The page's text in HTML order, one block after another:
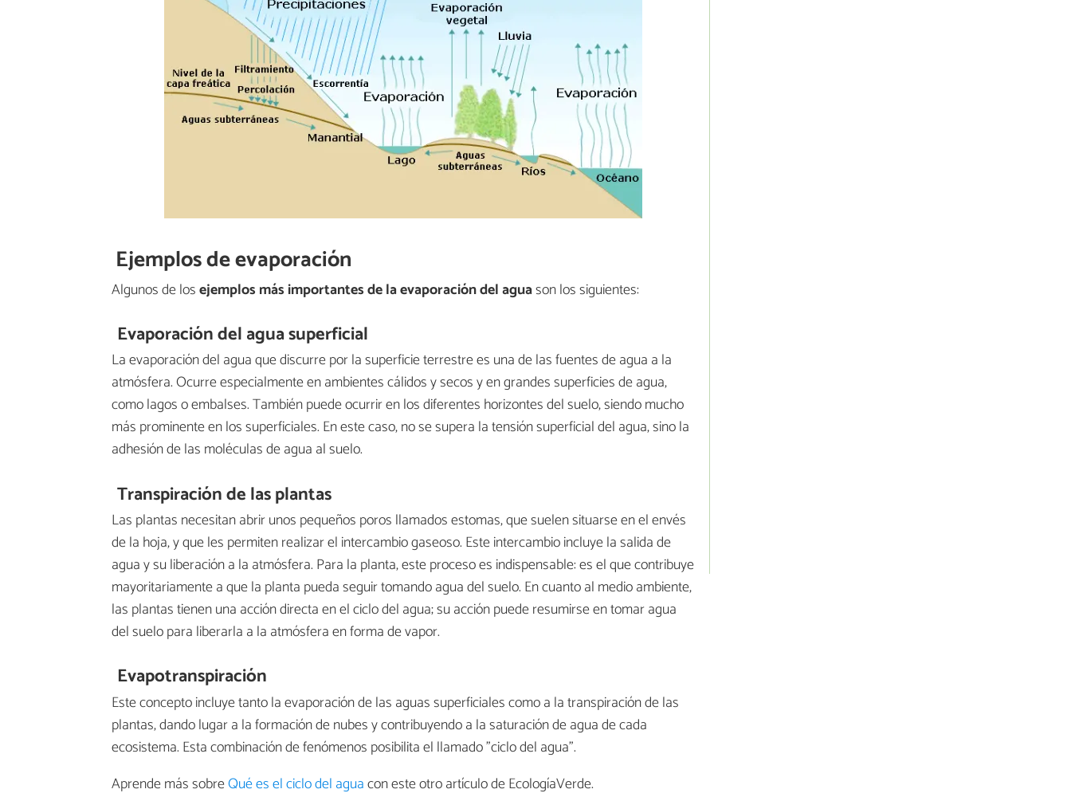
Ejemplos de evaporación
Algunos de losejemplos más importantes de la evaporación del aguason los siguientes:
Evaporación del agua superficial
La evaporación del agua que discurre por la superficie terrestre es una de las fuentes de agua a la
atmósfera. Ocurre especialmente en ambientes cálidos y secos y en grandes superficies de agua,
como lagos o embalses. También puede ocurrir en los diferentes horizontes del suelo, siendo mucho
más prominente en los superficiales. En este caso, no se supera la tensión superficial del agua, sino la
adhesión de las moléculas de agua al suelo.
Transpiración de las plantas
Las plantas necesitan abrir unos pequeños poros llamados estomas, que suelen situarse en el envés
de la hoja, y que les permiten realizar el intercambio gaseoso. Este intercambio incluye la salida de
agua y su liberación a la atmósfera. Para la planta, este proceso es indispensable: es el que contribuye
mayoritariamente a que la planta pueda seguir tomando agua del suelo. En cuanto al medio ambiente,
las plantas tienen una acción directa en el ciclo del agua; su acción puede resumirse en tomar agua
del suelo para liberarla a la atmósfera en forma de vapor.
Evapotranspiración
Este concepto incluye tanto la evaporación de las aguas superficiales como a la transpiración de las
plantas, dando lugar a la formación de nubes y contribuyendo a la saturación de agua de cada
ecosistema. Esta combinación de fenómenos posibilita el llamado "ciclo del agua".
Aprende más sobreQué es el ciclo del aguacon este otro artículo de EcologíaVerde.